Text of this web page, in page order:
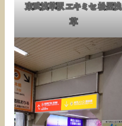
東武浅草駅 エキミセ 松屋浅
草